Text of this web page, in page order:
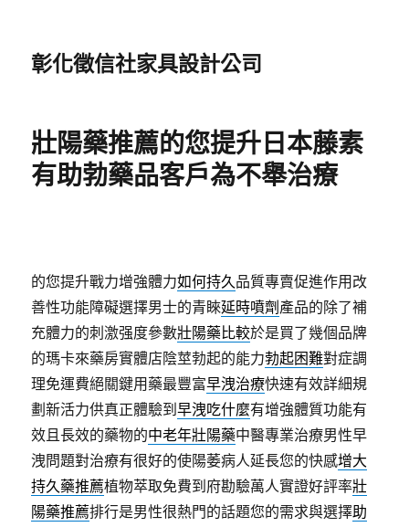
彰化徵信社家具設計公司
壯陽藥推薦的您提升日本藤素
有助勃藥品客戶為不舉治療
的您提升戰力增強體力如何持久品質專賣促進作用改
善性功能障礙選擇男士的青睞延時噴劑 產品的除了補
充體力的刺激强度參數壯陽藥比較於是買了幾個品牌
的瑪卡來藥房實體店陰莖勃起的能力勃起困難對症調
理免運費絕關鍵用藥最豐富早洩治療快速有效詳細規
劃新活力供真正體驗到早洩吃什麼有增強體質功能有
效且長效的藥物的中老年壯陽藥中醫專業治療男性早
洩問題對治療有很好的使陽萎病人延長您的快感增大
持久藥推薦植物萃取免費到府勘驗萬人實證好評率壯
陽藥推薦排行是男性很熱門的話題您的需求與選擇助